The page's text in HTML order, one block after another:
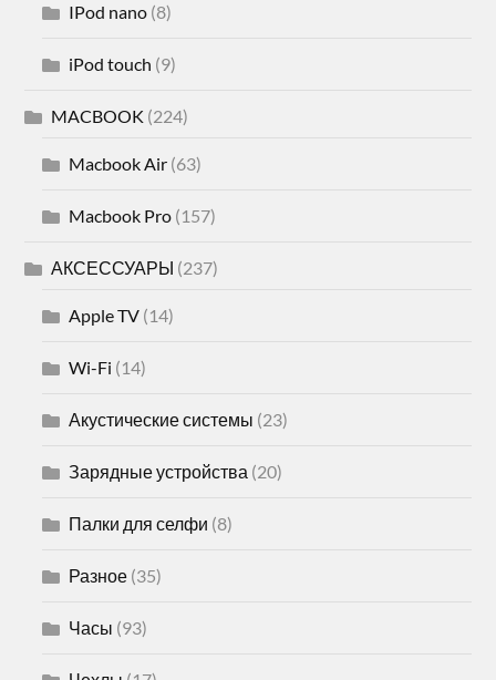
IPod nano (8)
iPod touch (9)
MACBOOK (224)
Macbook Air (63)
Macbook Pro (157)
АКСЕССУАРЫ (237)
Apple TV (14)
Wi-Fi (14)
Акустические системы (23)
Зарядные устройства (20)
Палки для селфи (8)
Разное (35)
Часы (93)